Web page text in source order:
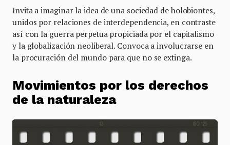
Invita a imaginar la idea de una sociedad de holobiontes,
unidos por relaciones de interdependencia, en contraste
así con la guerra perpetua propiciada por el capitalismo
y la globalización neoliberal. Convoca a involucrarse en
la procuración del mundo para que no se extinga.
Movimientos por los derechos
de la naturaleza